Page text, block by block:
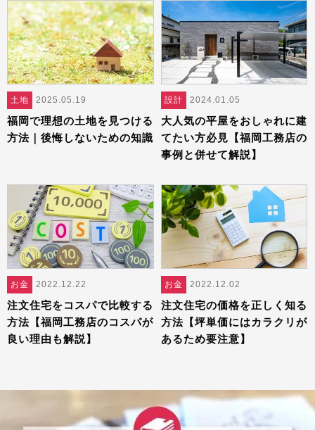
土地 2025.05.19
福岡で理想の土地を見つける
方法｜後悔しないための知識
設計 2024.01.05
大人気の平屋をおしゃれに建
てたい方必見【福岡工務店の
事例と併せて解説】
お金 2022.12.22
注文住宅をコスパで比較する
方法【福岡工務店のコスパが
良い理由も解説】
お金 2022.12.02
注文住宅の価格を正しく知る
方法【坪単価にはカラクリが
あるため要注意】